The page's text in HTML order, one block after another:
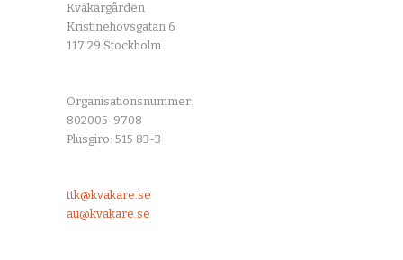
Kväkargården
Kristinehovsgatan 6
117 29 Stockholm
Organisationsnummer:
802005-9708
Plusgiro: 515 83-3
ttk@kvakare.se
au@kvakare.se